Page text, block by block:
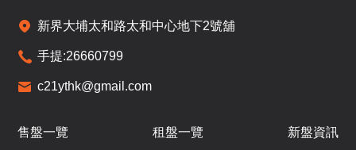
新界大埔太和路太和中心地下2號舖
手提:26660799
c21ythk@gmail.com
售盤一覽 租盤一覽 新盤資訊